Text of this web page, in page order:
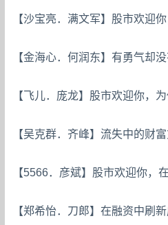
【沙宝亮．满文军】股市欢迎
【金海心．何润东】有勇气却
【飞儿．庞龙】股市欢迎你，
【吴克群．齐峰】流失中的财
【5566．彦斌】股市欢迎你，
【郑希怡．刀郎】在融资中刷